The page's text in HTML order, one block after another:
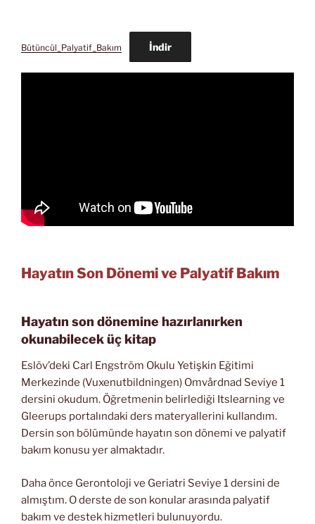
Bütüncül_Palyatif_Bakım İndir
Hayatın Son Dönemi ve Palyatif Bakım
Hayatın son dönemine hazırlanırken
okunabilecek üç kitap
Eslöv’deki Carl Engström Okulu Yetişkin Eğitimi
Merkezinde (Vuxenutbildningen) Omvårdnad Seviye 1
dersini okudum. Öğretmenin belirlediği Itslearning ve
Gleerups portalındaki ders materyallerini kullandım.
Dersin son bölümünde hayatın son dönemi ve palyatif
bakım konusu yer almaktadır.
Daha önce Gerontoloji ve Geriatri Seviye 1 dersini de
almıştım. O derste de son konular arasında palyatif
bakım ve destek hizmetleri bulunuyordu.